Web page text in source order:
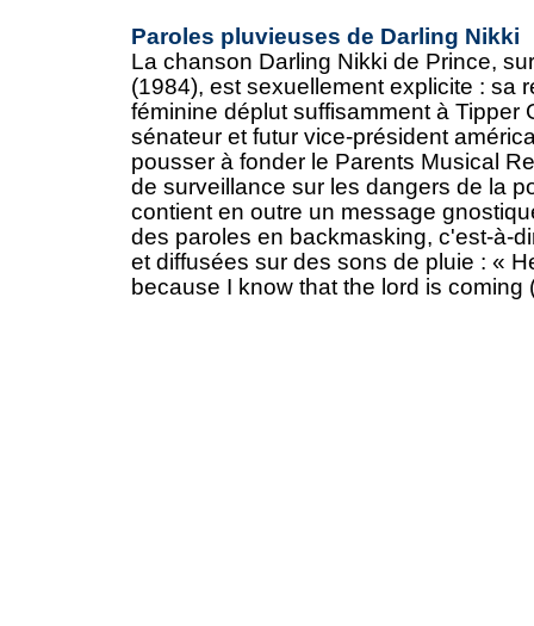
Paroles pluvieuses de Darling Nikki
La chanson Darling Nikki de Prince,
(1984), est sexuellement explicite : sa
féminine déplut suffisamment à Tipper
sénateur et futur vice-président
pousser à fonder le Parents Musical
de surveillance sur les dangers de la
contient en outre un message
des paroles en backmasking, c'est-à-
et diffusées sur des sons de pluie : «
because I know that the lord is coming